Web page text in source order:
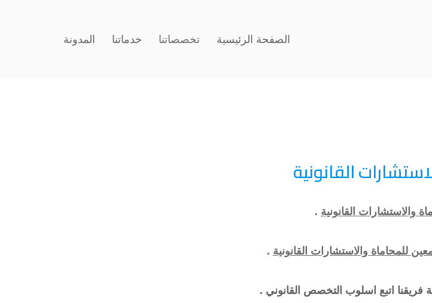
الصفحة الرئيسية تخصصاتنا خدماتنا المدونة
القانونية
والاستشارات القانونية .
للمحاماة والاستشارات القانونية .
اتبع اسلوب التخصص القانوني .